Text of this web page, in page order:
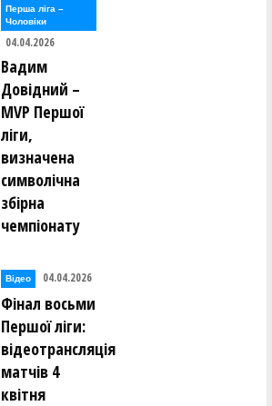
Перша лiга –
Чоловiки
04.04.2026
Вадим
Довідний –
MVP Першої
ліги,
визначена
символічна
збірна
чемпіонату
Відео 04.04.2026
Фінал восьми
Першої ліги:
відеотрансляція
матчів 4
квітня